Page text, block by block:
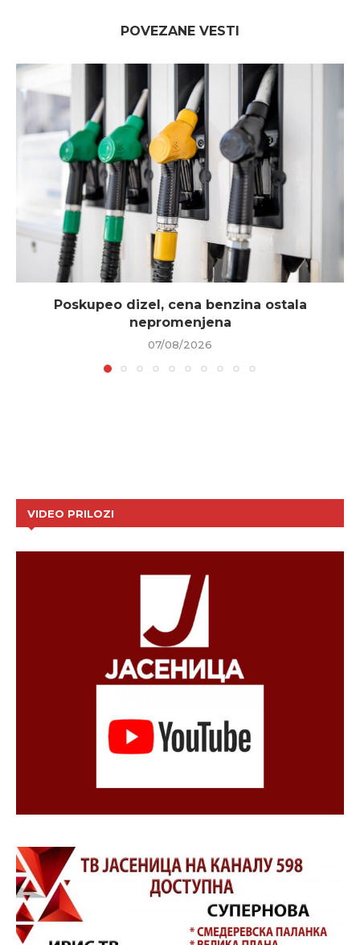
POVEZANE VESTI
Poskupeo dizel, cena benzina ostala
nepromenjena
07/08/2026
VIDEO PRILOZI